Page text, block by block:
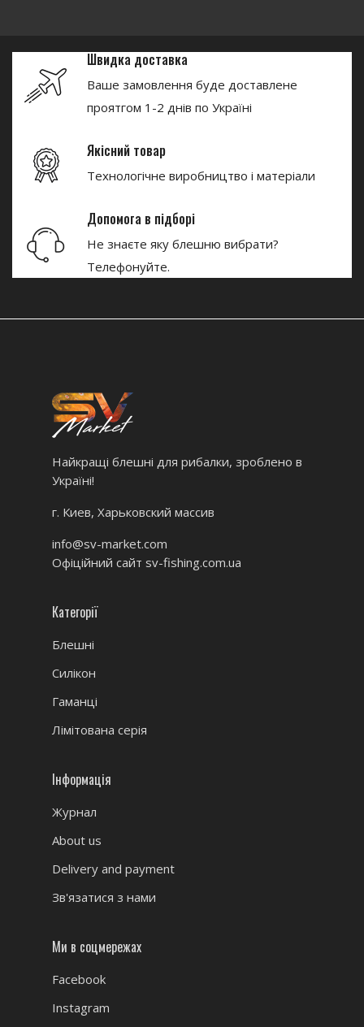
Швидка доставка
Ваше замовлення буде доставлене
проятгом 1-2 днів по Україні
Якісний товар
Технологічне виробництво і матеріали
Допомога в підборі
Не знаєте яку блешню вибрати?
Телефонуйте.
Найкращі блешні для рибалки, зроблено в
Україні!
г. Киев, Харьковский массив
info@sv-market.com
Офіційний сайт sv-fishing.com.ua
Категорії
Блешні
Силікон
Гаманці
Лімітована серія
Інформація
Журнал
About us
Delivery and payment
Зв'язатися з нами
Ми в соцмережах
Facebook
Instagram